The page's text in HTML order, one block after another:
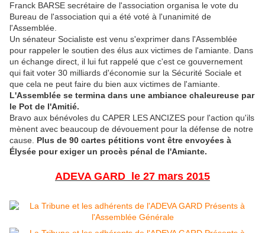
Franck BARSE secrétaire de l'association organisa le vote du
Bureau de l'association qui a été voté à l'unanimité de
l'Assemblée.
Un sénateur Socialiste est venu s'exprimer dans l'Assemblée
pour rappeler le soutien des élus aux victimes de l'amiante. Dans
un échange direct, il lui fut rappelé que c'est ce gouvernement
qui fait voter 30 milliards d'économie sur la Sécurité Sociale et
que cela ne peut faire du bien aux victimes de l'amiante.
L'Assemblée se termina dans une ambiance chaleureuse par
le Pot de l'Amitié.
Bravo aux bénévoles du CAPER LES ANCIZES pour l'action qu'ils
mènent avec beaucoup de dévouement pour la défense de notre
cause. Plus de 90 cartes pétitions vont être envoyées à
Élysée pour exiger un procès pénal de l'Amiante.
ADEVA GARD le 27 mars 2015